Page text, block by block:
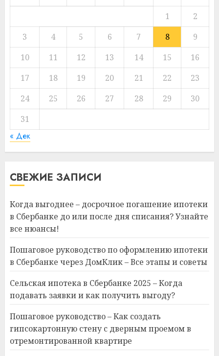
1
2
3
4 5 6 7 8
9
10
11 12 13 14 15
16
17
18 19 20 21 22
23
24
25 26 27 28 29
30
31
« Дек
СВЕЖИЕ ЗАПИСИ
Когда выгоднее – досрочное погашение ипотеки
в Сбербанке до или после дня списания? Узнайте
все нюансы!
Пошаговое руководство по оформлению ипотеки
в Сбербанке через ДомКлик – Все этапы и советы
Сельская ипотека в Сбербанке 2025 – Когда
подавать заявки и как получить выгоду?
Пошаговое руководство – Как создать
гипсокартонную стену с дверным проемом в
отремонтированной квартире